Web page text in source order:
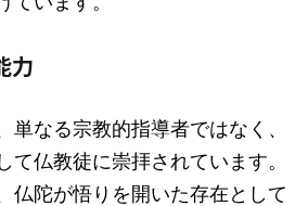
力
単なる宗教的指導者ではなく、
て仏教徒に崇拝されています。
仏陀が悟りを開いた存在として